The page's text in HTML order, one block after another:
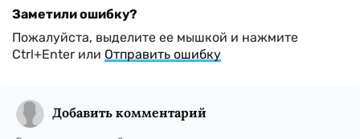
Заметили ошибку?
Пожалуйста, выделите ее мышкой и нажмите
Ctrl+Enter или Отправить ошибку
Добавить комментарий